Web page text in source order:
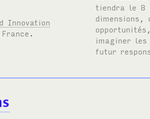
Innovation
tiendra le 8
dimensions,
imaginer les
futur